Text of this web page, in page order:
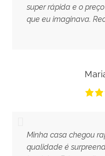
super rápida e o
que eu imaginava.
Minha casa chegou
qualidade é